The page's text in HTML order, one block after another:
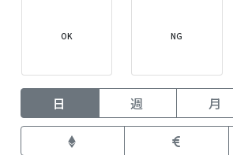
OK NG
日 週 月